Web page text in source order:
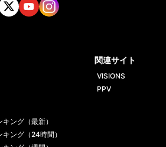
ング（最新）
ング（24時間）
関連サイト
VISIONS
PPV